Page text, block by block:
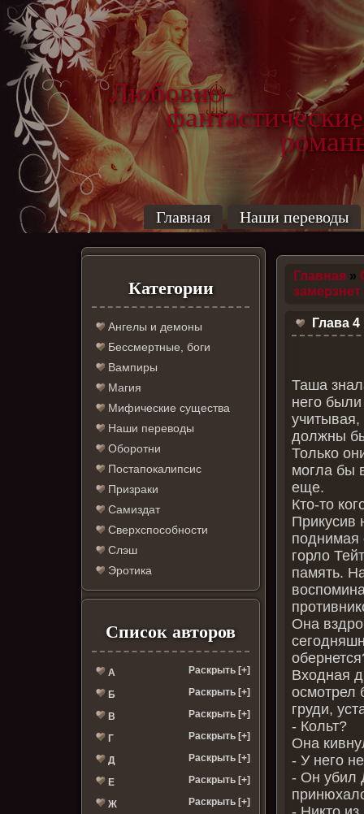
Любовно-
фантастические
Главная Наши переводы
Категории
Ангелы и демоны
Бессмертные, боги
Вампиры
Магия
Мифические существа
Наши переводы
Оборотни
Постапокалипсис
Призраки
Самиздат
Сверхспособности
Слэш
Эротика
Список авторов
А Раскрыть [+]
Б Раскрыть [+]
В Раскрыть [+]
Г Раскрыть [+]
Д Раскрыть [+]
Е Раскрыть [+]
Ж Раскрыть [+]
Главная »
замерзнет
Глава 4
Таша
него
должны
Только
могла бы
еще.
Кто-то
Прикусив
поднимая
горло
память.
Она
Входная
осмотрел
груди,
- Кольт?
Она
- У него
- Он убил